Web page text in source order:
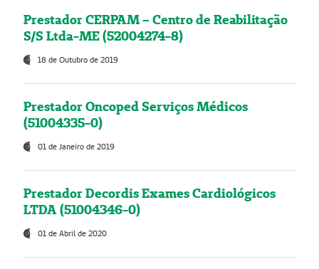
Prestador CERPAM – Centro de Reabilitação
S/S Ltda-ME (52004274-8)
18 de Outubro de 2019
Prestador Oncoped Serviços Médicos
(51004335-0)
01 de Janeiro de 2019
Prestador Decordis Exames Cardiológicos
LTDA (51004346-0)
01 de Abril de 2020